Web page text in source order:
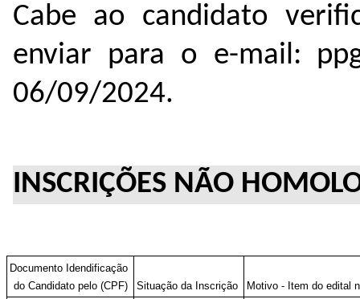
Cabe ao candidato
enviar para o e-mail:
06/09/2024.
INSCRIÇÕES NÃO
Documento Idendificação
do Candidato pelo (CPF)
Situação da Inscrição
Motivo - Item do edital